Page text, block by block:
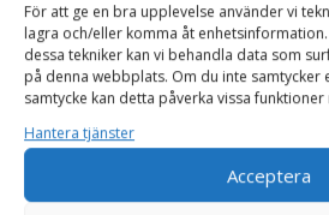
För att ge en bra upplevelse använder vi
lagra och/eller komma åt
dessa tekniker kan vi behandla data som
på denna webbplats. Om du inte
samtycke kan detta påverka vissa funktioner
Hantera tjänster
Acceptera
Skick kvalificering:
(A) = Väldigt bra skick! Känns som
Skrapmärken på locket finns och en
och inga bucklor!
Datorn är ny installerad med: